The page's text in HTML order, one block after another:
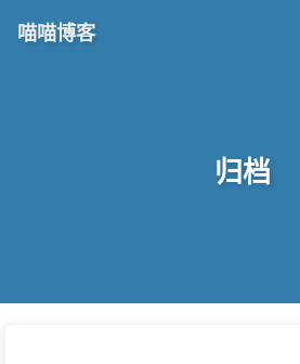
喵喵博客
归档